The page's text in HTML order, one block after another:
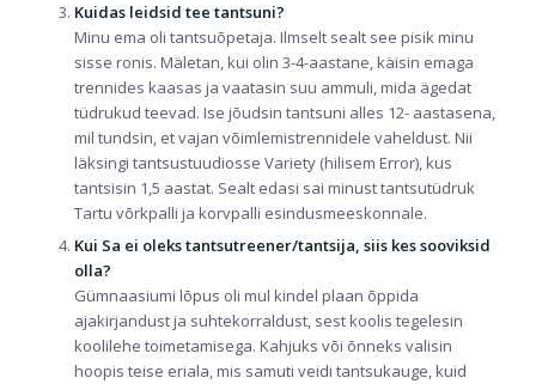
Kuidas leidsid tee tantsuni?
Minu ema oli tantsuõpetaja. Ilmselt sealt see pisik minu
sisse ronis. Mäletan, kui olin 3-4-aastane, käisin emaga
trennides kaasas ja vaatasin suu ammuli, mida ägedat
tüdrukud teevad. Ise jõudsin tantsuni alles 12- aastasena,
mil tundsin, et vajan võimlemistrennidele vaheldust. Nii
läksingi tantsustuudiosse Variety (hilisem Error), kus
tantsisin 1,5 aastat. Sealt edasi sai minust tantsutüdruk
Tartu võrkpalli ja korvpalli esindusmeeskonnale.
Kui Sa ei oleks tantsutreener/tantsija, siis kes sooviksid
olla?
Gümnaasiumi lõpus oli mul kindel plaan õppida
ajakirjandust ja suhtekorraldust, sest koolis tegelesin
koolilehe toimetamisega. Kahjuks või õnneks valisin
hoopis teise eriala, mis samuti veidi tantsukauge, kuid